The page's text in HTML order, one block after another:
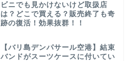
ビニでも見かけないけど取扱店
は？どこで買える？販売終了も奇
跡の復活！効果抜群！！
【バリ島デンパサール空港】結束
バンドがスーツケースに付いてい